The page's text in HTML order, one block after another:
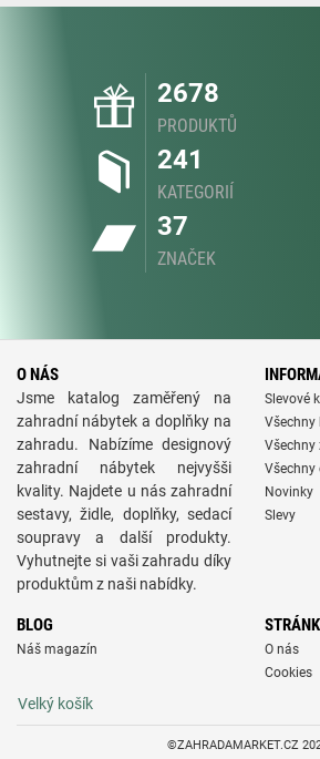
2678
PRODUKTŮ
241
KATEGORIÍ
37
ZNAČEK
O NÁS
Jsme katalog zaměřený na
zahradní nábytek a doplňky na
zahradu. Nabízíme designový
zahradní nábytek nejvyšši
kvality. Najdete u nás zahradní
sestavy, židle, doplňky, sedací
soupravy a další produkty.
Vyhutnejte si vaši zahradu díky
produktům z naši nabídky.
Slevové
Všechny
Všechny
Všechny
Novinky
Slevy
BLOG
Náš magazín
O nás
Cookies
Velký košík
©ZAHRADAMARKET.CZ